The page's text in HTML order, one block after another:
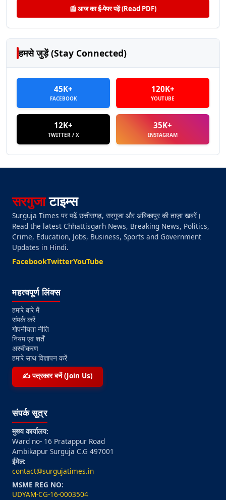
📰 आज का ई-पेपर पढ़ें (Read PDF)
हमसे जुड़ें (Stay Connected)
45K+
FACEBOOK
120K+
YOUTUBE
12K+
TWITTER / X
35K+
INSTAGRAM
सरगुजाटाइम्स
Surguja Times पर पढ़ें छत्तीसगढ़, सरगुजा और अंबिकापुर की ताज़ा खबरें।
Read the latest Chhattisgarh News, Breaking News, Politics,
Crime, Education, Jobs, Business, Sports and Government
Updates in Hindi.
FacebookTwitterYouTube
महत्वपूर्ण लिंक्स
हमारे बारे में
संपर्क करें
गोपनीयता नीति
नियम एवं शर्तें
अस्वीकरण
हमारे साथ विज्ञापन करें
✍️ पत्रकार बनें (Join Us)
संपर्क सूत्र
मुख्य कार्यालय:
Ward no- 16 Pratappur Road
Ambikapur Surguja C.G 497001
ईमेल:
contact@surgujatimes.in
MSME REG NO:
UDYAM-CG-16-0003504